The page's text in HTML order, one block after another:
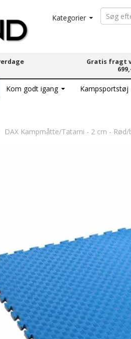
Kategorier
Gratis fragt
Kom godt igang Kampsportstøj
DAX Kampmåtte/Tatami - 2 cm -